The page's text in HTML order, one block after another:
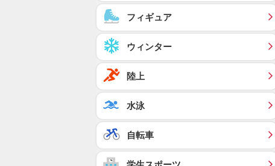
フィギュア
ウィンター
陸上
水泳
自転車